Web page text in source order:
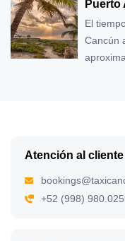
Puerto
El
Cancún
Atención al cliente
+52 (998)